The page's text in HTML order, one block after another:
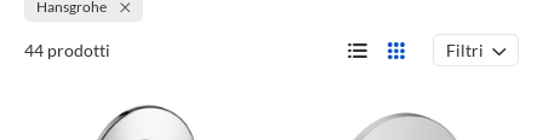
Hansgrohe
44 prodotti Filtri